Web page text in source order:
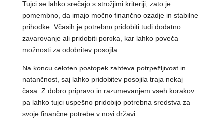
Tujci se lahko srečajo s strožjimi kriteriji, zato je
pomembno, da imajo močno finančno ozadje in stabilne
prihodke. Včasih je potrebno pridobiti tudi dodatno
zavarovanje ali pridobiti poroka, kar lahko poveča
možnosti za odobritev posojila.
Na koncu celoten postopek zahteva potrpežljivost in
natančnost, saj lahko pridobitev posojila traja nekaj
časa. Z dobro pripravo in razumevanjem vseh korakov
pa lahko tujci uspešno pridobijo potrebna sredstva za
svoje finančne potrebe v novi državi.